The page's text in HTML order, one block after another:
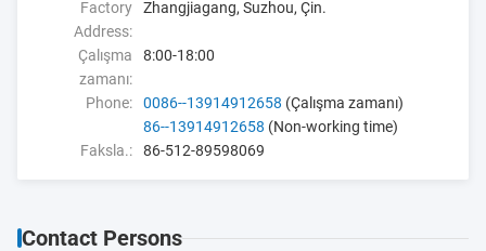
Factory
Address:
Zhangjiagang, Suzhou, Çin.
Çalışma
zamanı:
8:00-18:00
Phone: 0086--13914912658 (Çalışma zamanı)
86--13914912658 (Non-working time)
Faksla.:
86-512-89598069
Contact Persons